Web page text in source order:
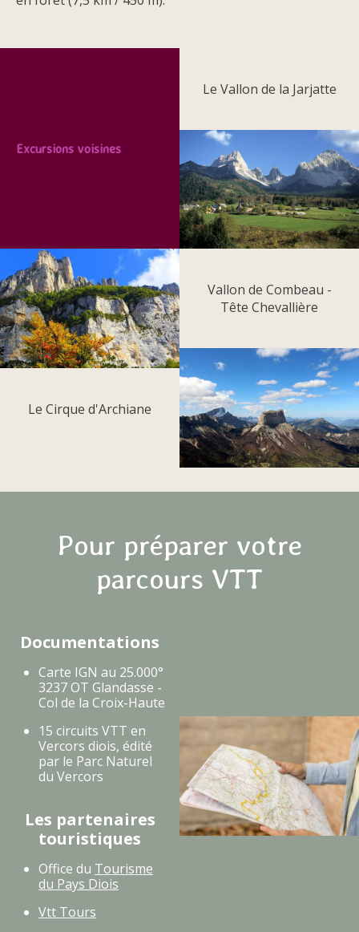
Excursions voisines
Le Vallon de la Jarjatte
Le Cirque d'Archiane
Vallon de Combeau -
Tête Chevallière
Pour préparer votre
parcours VTT
Documentations
Carte IGN au 25.000°
3237 OT Glandasse -
Col de la Croix-Haute
15 circuits VTT en
Vercors diois, édité
par le Parc Naturel
du Vercors
Les partenaires
touristiques
Office du Tourisme
du Pays Diois
Vtt Tours